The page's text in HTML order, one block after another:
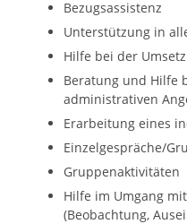
Bezugsassistenz
Unterstützung in
Hilfe bei der
Beratung und Hilfe
administrativen
Erarbeitung eines
Einzelgespräche/
Gruppenaktivitäten
Hilfe im Umgang
(Beobachtung,